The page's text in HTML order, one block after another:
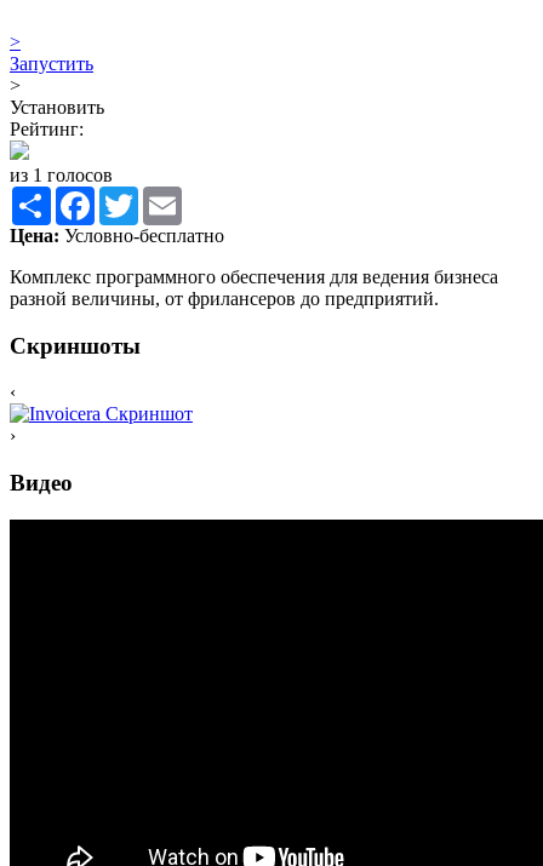
>
Запустить
>
Установить
Рейтинг:
из 1 голосов
Share Facebook
Twitter
Цена: Условно-бесплатно
Комплекс программного обеспечения для ведения бизнеса
разной величины, от фрилансеров до предприятий.
Скриншоты
‹
›
Видео